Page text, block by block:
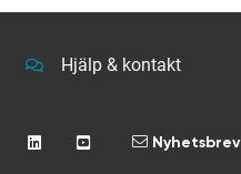
Hjälp & kontakt
Nyhetsbrev